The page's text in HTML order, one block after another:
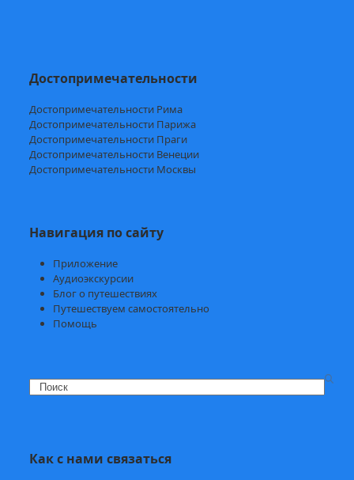
Достопримечательности
Достопримечательности Рима
Достопримечательности Парижа
Достопримечательности Праги
Достопримечательности Венеции
Достопримечательности Москвы
Навигация по сайту
Приложение
Аудиоэкскурсии
Блог о путешествиях
Путешествуем самостоятельно
Помощь
Search
Как с нами связаться